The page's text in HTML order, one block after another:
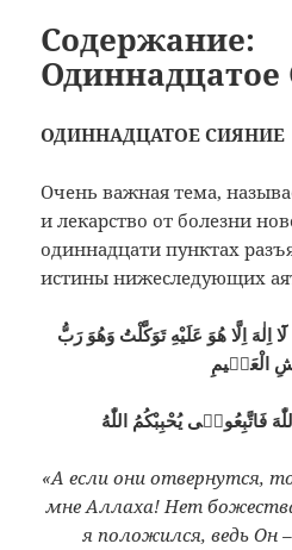
Содержание:
Одиннадцатое
ОДИННАДЦАТОЕ СИЯНИЕ
Очень важная тема,
и лекарство от болезни
одиннадцати пунктах
истины нижеследующих
اِلٰهَ اِلَّا هُوَ عَلَيْهِ تَوَكَّلْتُ وَهُوَ رَبُّ
الْعَظٖيمِ
فَاتَّبِعُونٖى يُحْبِبْكُمُ اللّٰهُ
«А если они отвернутся,
мне Аллаха! Нет
я положился, ведь Он